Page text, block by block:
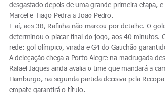
desgastado depois de uma grande primeira etapa,
Marcel e Tiago Pedra a João Pedro.
E aí, aos 38, Rafinha não marcou por detalhe. O
determinou o placar final do jogo, aos 40 minutos.
rede: gol olímpico, virada e G4 do Gauchão
A delegação chega a Porto Alegre na madrugada
Rafael Jaques ainda avalia o time que mandará a
Hamburgo, na segunda partida decisiva pela
empate garantirá o título.